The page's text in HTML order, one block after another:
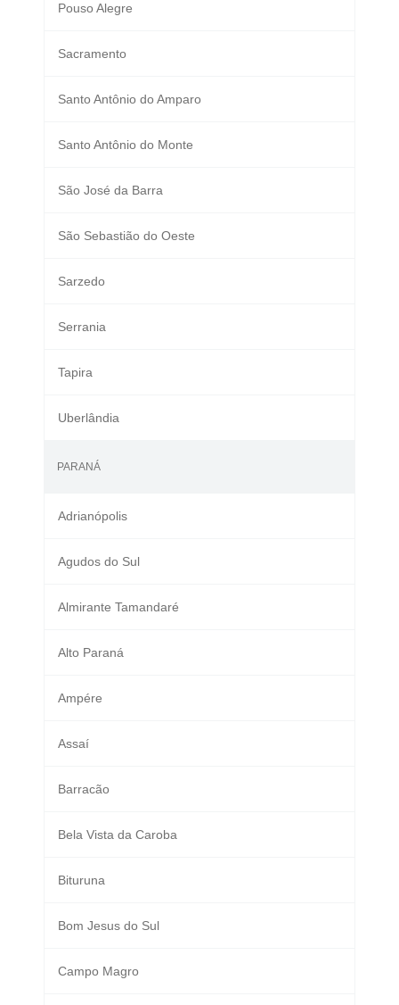
Pouso Alegre
Sacramento
Santo Antônio do Amparo
Santo Antônio do Monte
São José da Barra
São Sebastião do Oeste
Sarzedo
Serrania
Tapira
Uberlândia
PARANÁ
Adrianópolis
Agudos do Sul
Almirante Tamandaré
Alto Paraná
Ampére
Assaí
Barracão
Bela Vista da Caroba
Bituruna
Bom Jesus do Sul
Campo Magro